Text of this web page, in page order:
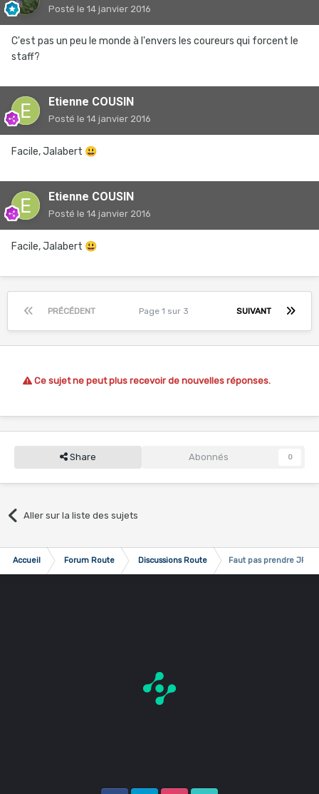
Posté le 14 janvier 2016
C'est pas un peu le monde à l'envers les coureurs qui forcent le
staff?
Etienne COUSIN
Posté le 14 janvier 2016
Facile, Jalabert 😃
Etienne COUSIN
Posté le 14 janvier 2016
Facile, Jalabert 😃
PRÉCÉDENT SUIVANT
Page 1 sur 3
Ce sujet ne peut plus recevoir de nouvelles réponses.
Share Abonnés 0
Aller sur la liste des sujets
Accueil Forum Route Discussions Route Faut pas prendre JR